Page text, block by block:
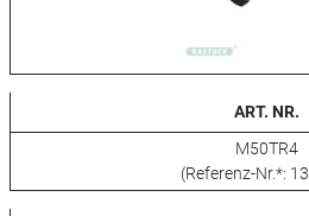
ART. NR.
M50TR4
(Referenz-Nr.*: